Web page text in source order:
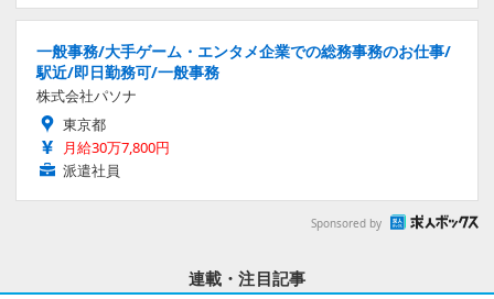
一般事務/大手ゲーム・エンタメ企業での総務事務のお仕事/
駅近/即日勤務可/一般事務
株式会社パソナ
東京都
月給30万7,800円
派遣社員
Sponsored by
連載・注目記事